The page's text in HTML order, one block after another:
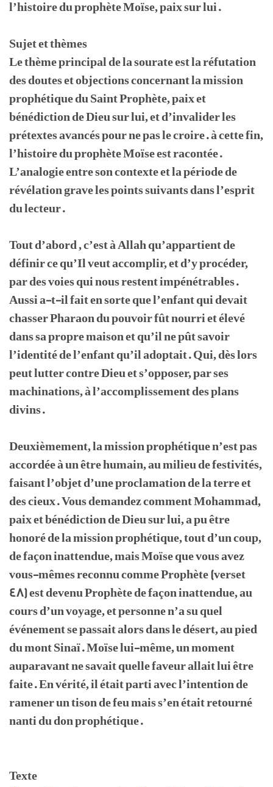
l’histoire du prophète Moïse, paix sur lui.
Sujet et thèmes
Le thème principal de la sourate est la réfutation
des doutes et objections concernant la mission
prophétique du Saint Prophète, paix et
bénédiction de Dieu sur lui, et d’invalider les
prétextes avancés pour ne pas le croire. à cette fin,
l’histoire du prophète Moïse est racontée.
L’analogie entre son contexte et la période de
révélation grave les points suivants dans l’esprit
du lecteur.
Tout d’abord , c’est à Allah qu’appartient de
définir ce qu’Il veut accomplir, et d’y procéder,
par des voies qui nous restent impénétrables.
Aussi a-t-il fait en sorte que l’enfant qui devait
chasser Pharaon du pouvoir fût nourri et élevé
dans sa propre maison et qu’il ne pût savoir
l’identité de l’enfant qu’il adoptait. Qui, dès lors
peut lutter contre Dieu et s’opposer, par ses
machinations, à l’accomplissement des plans
divins.
Deuxièmement, la mission prophétique n’est pas
accordée à un être humain, au milieu de festivités,
faisant l’objet d’une proclamation de la terre et
des cieux. Vous demandez comment Mohammad,
paix et bénédiction de Dieu sur lui, a pu être
honoré de la mission prophétique, tout d’un coup,
de façon inattendue, mais Moïse que vous avez
vous-mêmes reconnu comme Prophète (verset
48) est devenu Prophète de façon inattendue, au
cours d’un voyage, et personne n’a su quel
événement se passait alors dans le désert, au pied
du mont Sinaï. Moïse lui-même, un moment
auparavant ne savait quelle faveur allait lui être
faite. En vérité, il était parti avec l’intention de
ramener un tison de feu mais s’en était retourné
nanti du don prophétique.
Texte